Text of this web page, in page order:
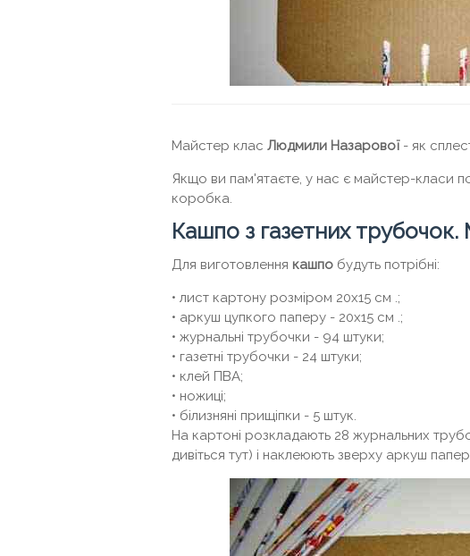
Майстер клас Людмили Назарової- як
Якщо ви пам'ятаєте, у нас є майстер-класи
коробка.
Кашпо з газетних
Для виготовлення кашпо будуть потрібні:
• лист картону розміром 20х15 см .;
• аркуш цупкого паперу - 20х15 см .;
• журнальні трубочки - 94 штуки;
• газетні трубочки - 24 штуки;
• клей ПВА;
• ножиці;
• білизняні прищіпки - 5 штук.
На картоні розкладають 28 журнальних
дивіться тут) і наклеюють зверху аркуш